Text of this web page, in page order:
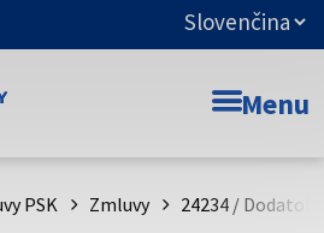
stránka Prešovského
Menu
PSK Zmluvy 24234 / Dodatok